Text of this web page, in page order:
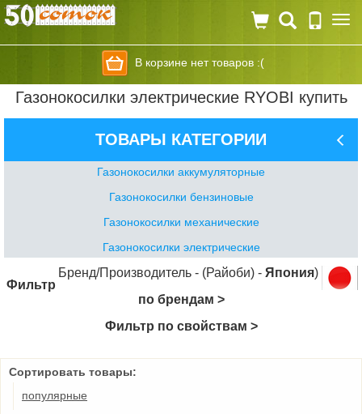
В корзине нет товаров :(
Газонокосилки электрические RYOBI купить
ТОВАРЫ КАТЕГОРИИ
Газонокосилки аккумуляторные
Газонокосилки бензиновые
Газонокосилки механические
Газонокосилки электрические
Бренд/Производитель - (Райоби) - Япония)
Фильтр
по брендам >
Фильтр по свойствам >
Сортировать товары:
популярные